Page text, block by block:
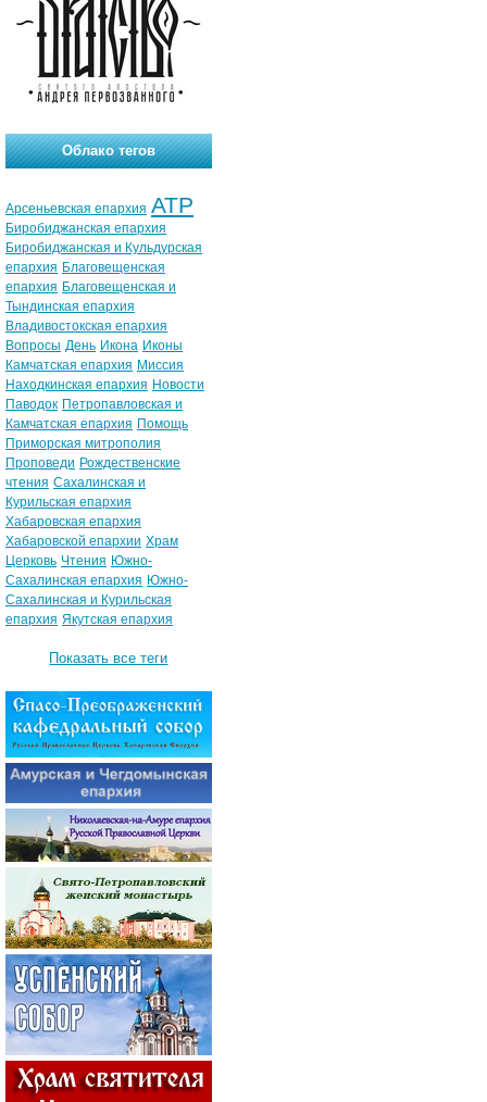
Облако тегов
Арсеньевская епархия АТР
Биробиджанская епархия
Биробиджанская и Кульдурская
епархия Благовещенская
епархия Благовещенская и
Тындинская епархия
Владивостокская епархия
Вопросы День Икона Иконы
Камчатская епархия Миссия
Находкинская епархия Новости
Паводок Петропавловская и
Камчатская епархия Помощь
Приморская митрополия
Проповеди Рождественские
чтения Сахалинская и
Курильская епархия
Хабаровская епархия
Хабаровской епархии Храм
Церковь Чтения Южно-
Сахалинская епархия Южно-
Сахалинская и Курильская
епархия Якутская епархия
Показать все теги